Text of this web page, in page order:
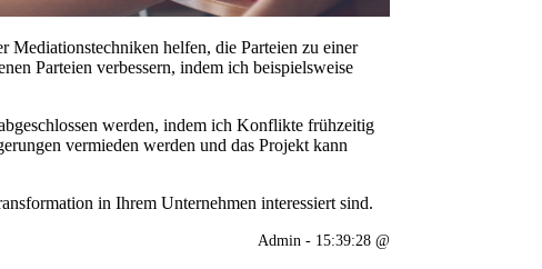
Mediationstechniken helfen, die Parteien zu einer
Parteien verbessern, indem ich beispielsweise
werden, indem ich Konflikte frühzeitig
vermieden werden und das Projekt kann
in Ihrem Unternehmen interessiert sind.
Admin - 15:39:28 @